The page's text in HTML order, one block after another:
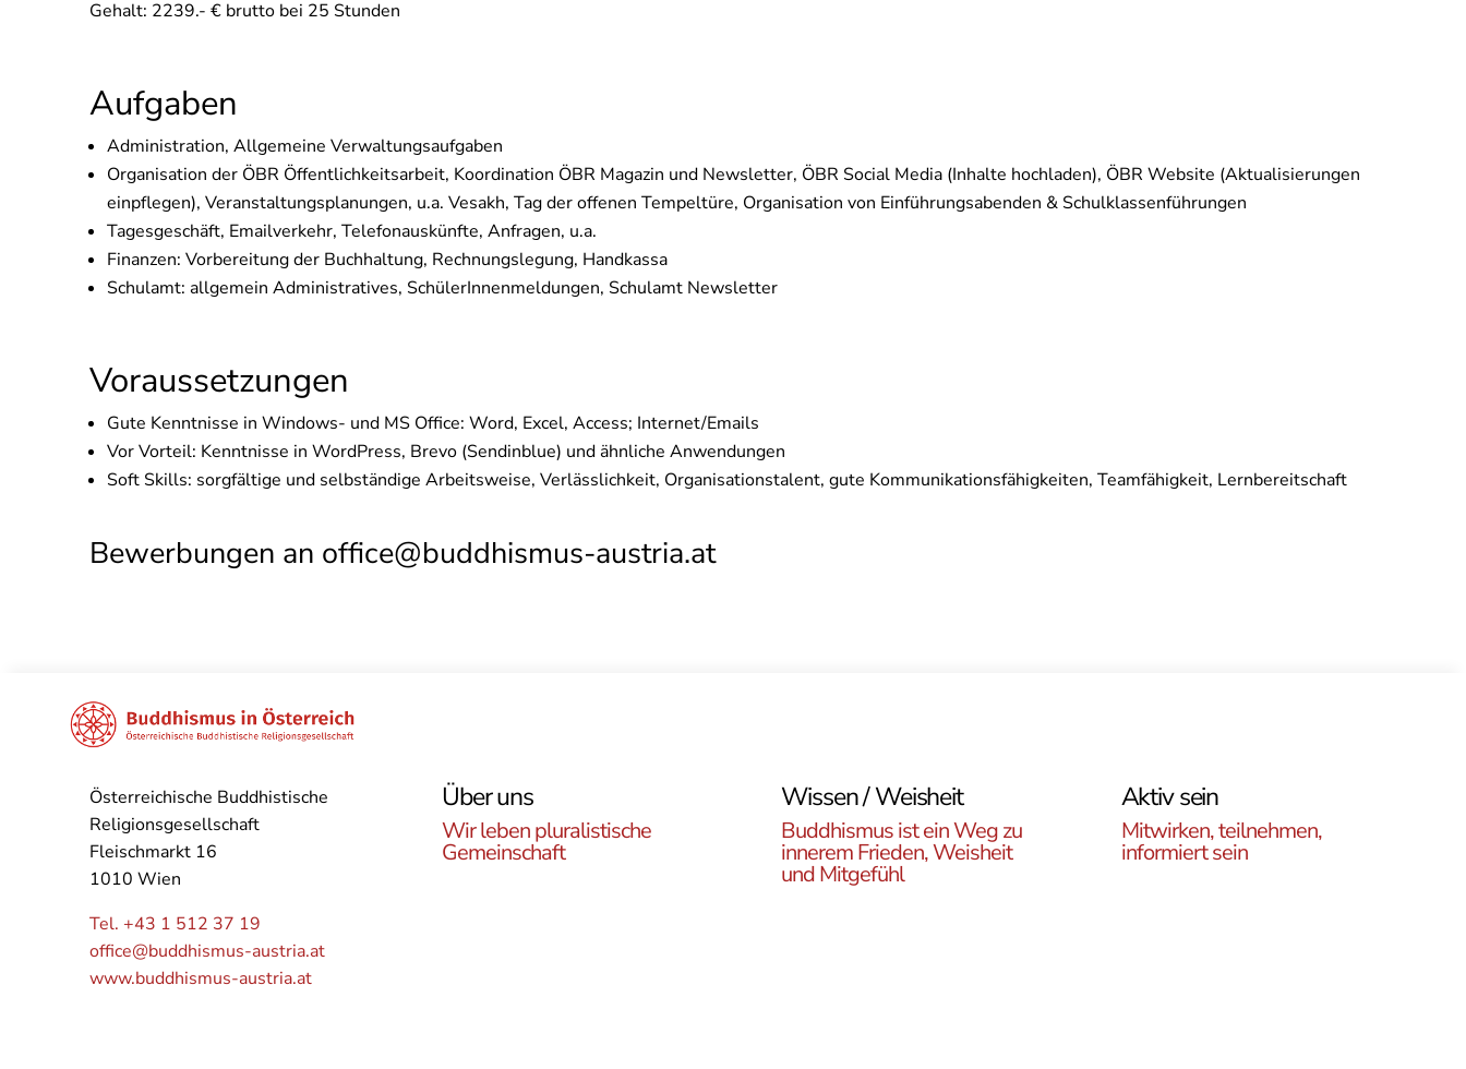
Gehalt: 2239.- € brutto bei 25 Stunden
Aufgaben
Administration, Allgemeine Verwaltungsaufgaben
Organisation der ÖBR Öffentlichkeitsarbeit, Koordination ÖBR Magazin und Newsletter, ÖBR Social Media (Inhalte hochladen), ÖBR Website (Aktualisierungen
einpflegen), Veranstaltungsplanungen, u.a. Vesakh, Tag der offenen Tempeltüre, Organisation von Einführungsabenden & Schulklassenführungen
Tagesgeschäft, Emailverkehr, Telefonauskünfte, Anfragen, u.a.
Finanzen: Vorbereitung der Buchhaltung, Rechnungslegung, Handkassa
Schulamt: allgemein Administratives, SchülerInnenmeldungen, Schulamt Newsletter
Voraussetzungen
Gute Kenntnisse in Windows- und MS Office: Word, Excel, Access; Internet/Emails
Vor Vorteil: Kenntnisse in WordPress, Brevo (Sendinblue) und ähnliche Anwendungen
Soft Skills: sorgfältige und selbständige Arbeitsweise, Verlässlichkeit, Organisationstalent, gute Kommunikationsfähigkeiten, Teamfähigkeit, Lernbereitschaft
Bewerbungen an office@buddhismus-austria.at
Österreichische Buddhistische
Religionsgesellschaft
Fleischmarkt 16
1010 Wien
Tel. +43 1 512 37 19
office@buddhismus-austria.at
www.buddhismus-austria.at
Über uns
Wir leben pluralistische
Gemeinschaft
Wissen / Weisheit
Buddhismus ist ein Weg zu
innerem Frieden, Weisheit
und Mitgefühl
Aktiv sein
Mitwirken, teilnehmen,
informiert sein